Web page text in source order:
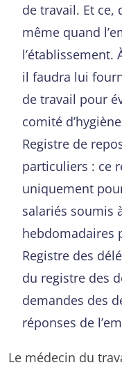
de travail. Et ce,
même quand
il faudra lui
de travail pour
comité
Registre de
particuliers : ce
uniquement
salariés soumis
hebdomadaires
Registre des
du registre des
demandes des
réponses de
Le médecin du